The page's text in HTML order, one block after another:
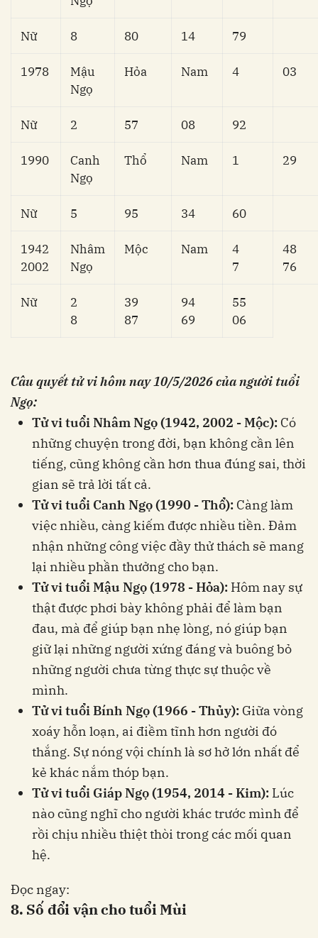
Nữ 8 80 14 79
1978
Mậu
Ngọ
Hỏa Nam 4 03
Nữ 2 57 08 92
1990
Canh
Ngọ
Thổ Nam 1 29
Nữ 5 95 34 60
1942
2002
Nhâm
Ngọ
Mộc Nam
4
7
48
76
Nữ
2
8
39
87
94
69
55
06
Câu quyết tử vi hôm nay10/5/2026của người tuổi
Ngọ:
Tử vi tuổi Nhâm Ngọ (1942, 2002 - Mộc): Có
những chuyện trong đời, bạn không cần lên
tiếng, cũng không cần hơn thua đúng sai, thời
gian sẽ trả lời tất cả.
Tử vi tuổi Canh Ngọ (1990 - Thổ): Càng làm
việc nhiều, càng kiếm được nhiều tiền. Đảm
nhận những công việc đầy thử thách sẽ mang
lại nhiều phần thưởng cho bạn.
Tử vi tuổi Mậu Ngọ (1978 - Hỏa): Hôm nay sự
thật được phơi bày không phải để làm bạn
đau, mà để giúp bạn nhẹ lòng, nó giúp bạn
giữ lại những người xứng đáng và buông bỏ
những người chưa từng thực sự thuộc về
mình.
Tử vi tuổi Bính Ngọ (1966 - Thủy): Giữa vòng
xoáy hỗn loạn, ai điềm tĩnh hơn người đó
thắng. Sự nóng vội chính là sơ hở lớn nhất để
kẻ khác nắm thóp bạn.
Tử vi tuổi Giáp Ngọ (1954, 2014 - Kim): Lúc
nào cũng nghĩ cho người khác trước mình để
rồi chịu nhiều thiệt thòi trong các mối quan
hệ.
Đọc ngay:
8. Số đổi vận cho tuổi Mùi